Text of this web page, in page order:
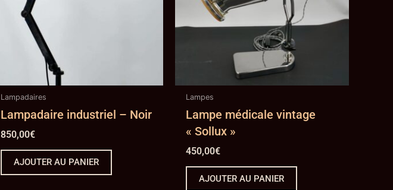
Lampadaires
Lampadaire industriel – Noir
850,00€
AJOUTER AU PANIER
Lampes
Lampe médicale vintage
« Sollux »
450,00€
AJOUTER AU PANIER